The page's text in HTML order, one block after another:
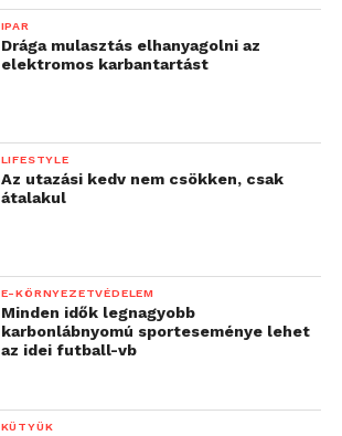
IPAR
Drága mulasztás elhanyagolni az
elektromos karbantartást
LIFESTYLE
Az utazási kedv nem csökken, csak
átalakul
E-KÖRNYEZETVÉDELEM
Minden idők legnagyobb
karbonlábnyomú sporteseménye lehet
az idei futball-vb
KÜTYÜK